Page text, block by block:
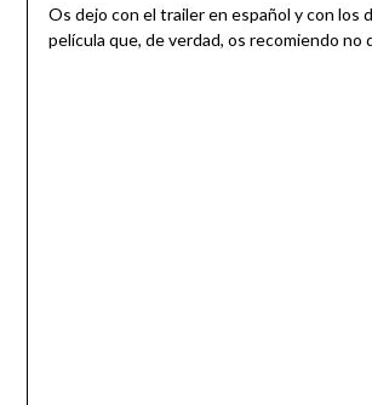
Os dejo con el trailer en español y con los
película que, de verdad, os recomiendo no